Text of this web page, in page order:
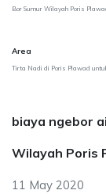
Bor Sumur Wilayah Poris
Area
Tirta Nadi di Poris Plawad
biaya ngebor
Wilayah Poris
11 May 2020